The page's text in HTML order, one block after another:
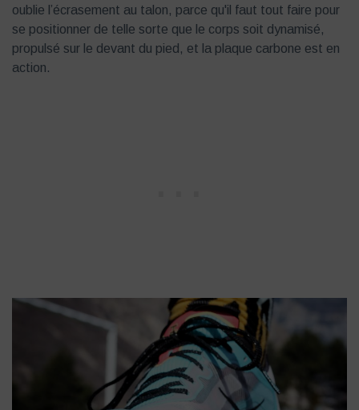
oublie l’écrasement au talon, parce qu'il faut tout faire pour
se positionner de telle sorte que le corps soit dynamisé,
propulsé sur le devant du pied, et la plaque carbone est en
action.